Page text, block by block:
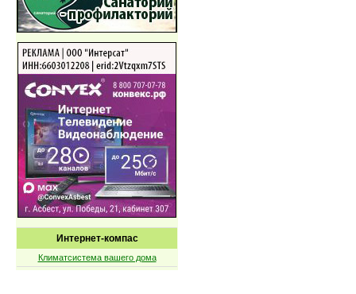
Интернет-компас
Климатсистема вашего дома